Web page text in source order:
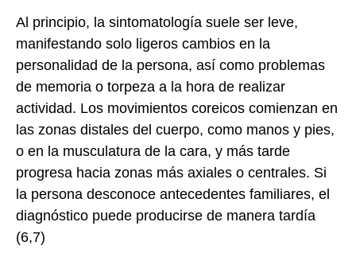
Al principio, la sintomatología suele ser leve,
manifestando solo ligeros cambios en la
personalidad de la persona, así como problemas
de memoria o torpeza a la hora de realizar
actividad. Los movimientos coreicos comienzan en
las zonas distales del cuerpo, como manos y pies,
o en la musculatura de la cara, y más tarde
progresa hacia zonas más axiales o centrales. Si
la persona desconoce antecedentes familiares, el
diagnóstico puede producirse de manera tardía
(6,7)